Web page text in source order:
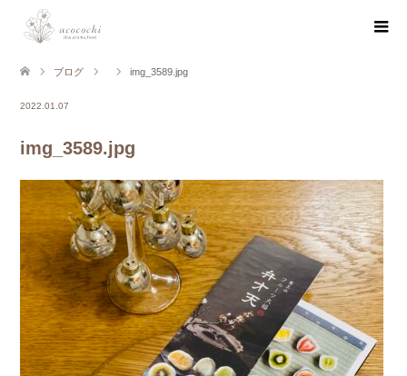
ブログ img_3589.jpg
2022.01.07
img_3589.jpg